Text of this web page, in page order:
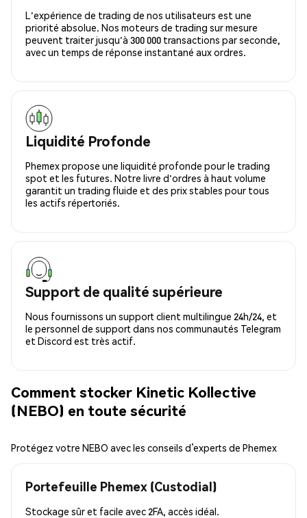
L'expérience de trading de nos utilisateurs est une
priorité absolue. Nos moteurs de trading sur mesure
peuvent traiter jusqu'à 300 000 transactions par seconde,
avec un temps de réponse instantané aux ordres.
Liquidité Profonde
Phemex propose une liquidité profonde pour le trading
spot et les futures. Notre livre d'ordres à haut volume
garantit un trading fluide et des prix stables pour tous
les actifs répertoriés.
Support de qualité supérieure
Nous fournissons un support client multilingue 24h/24, et
le personnel de support dans nos communautés Telegram
et Discord est très actif.
Comment stocker Kinetic Kollective
(NEBO) en toute sécurité
Protégez votre NEBO avec les conseils d’experts de Phemex
Portefeuille Phemex (Custodial)
Stockage sûr et facile avec 2FA, accès idéal.